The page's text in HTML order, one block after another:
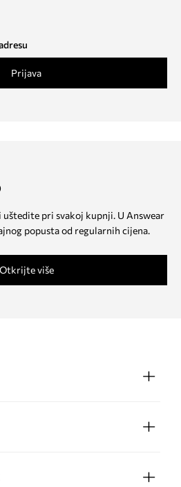
Prijava
pri svakoj kupnji. U Answear
popusta od regularnih cijena.
Otkrijte više